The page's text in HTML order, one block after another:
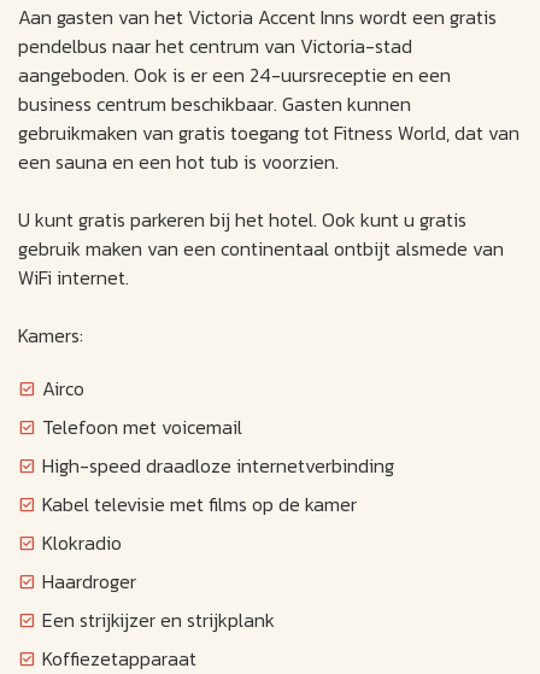
Aan gasten van het Victoria Accent Inns wordt een gratis
pendelbus naar het centrum van Victoria-stad
aangeboden. Ook is er een 24-uursreceptie en een
business centrum beschikbaar. Gasten kunnen
gebruikmaken van gratis toegang tot Fitness World, dat van
een sauna en een hot tub is voorzien.
U kunt gratis parkeren bij het hotel. Ook kunt u gratis
gebruik maken van een continentaal ontbijt alsmede van
WiFi internet.
Kamers:
Airco
Telefoon met voicemail
High-speed draadloze internetverbinding
Kabel televisie met films op de kamer
Klokradio
Haardroger
Een strijkijzer en strijkplank
Koffiezetapparaat